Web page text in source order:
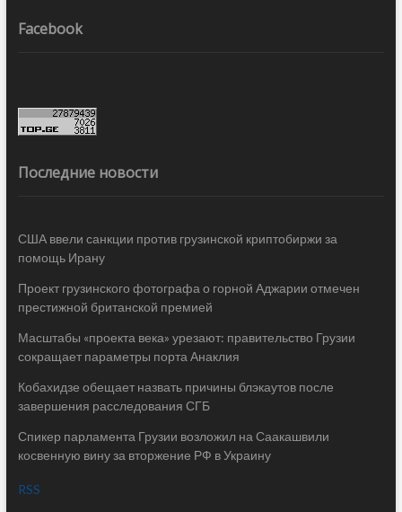
Facebook
Последние новости
США ввели санкции против грузинской криптобиржи за
помощь Ирану
Проект грузинского фотографа о горной Аджарии отмечен
престижной британской премией
Масштабы «проекта века» урезают: правительство Грузии
сокращает параметры порта Анаклия
Кобахидзе обещает назвать причины блэкаутов после
завершения расследования СГБ
Спикер парламента Грузии возложил на Саакашвили
косвенную вину за вторжение РФ в Украину
RSS